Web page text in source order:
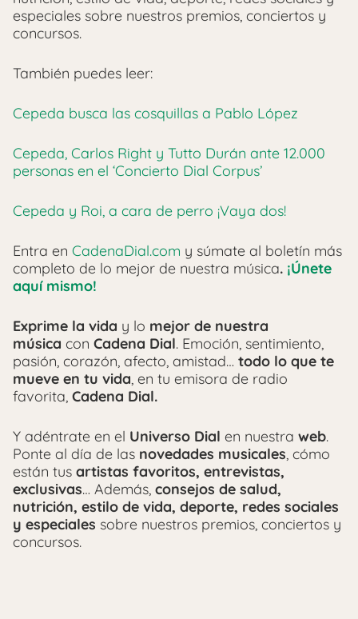
especiales sobre nuestros premios, conciertos y
concursos.
También puedes leer:
Cepeda busca las cosquillas a Pablo López
Cepeda, Carlos Right y Tutto Durán ante 12.000
personas en el ‘Concierto Dial Corpus’
Cepeda y Roi, a cara de perro ¡Vaya dos!
Entra en CadenaDial.com y súmate al boletín más
completo de lo mejor de nuestra música. ¡Únete
aquí mismo!
Exprime la vida y lo mejor de nuestra
música con Cadena Dial. Emoción, sentimiento,
pasión, corazón, afecto, amistad… todo lo que te
mueve en tu vida, en tu emisora de radio
favorita, Cadena Dial.
Y adéntrate en el Universo Dial en nuestra web.
Ponte al día de las novedades musicales, cómo
están tus artistas favoritos, entrevistas,
exclusivas… Además, consejos de salud,
nutrición, estilo de vida, deporte, redes sociales
y especiales sobre nuestros premios, conciertos y
concursos.